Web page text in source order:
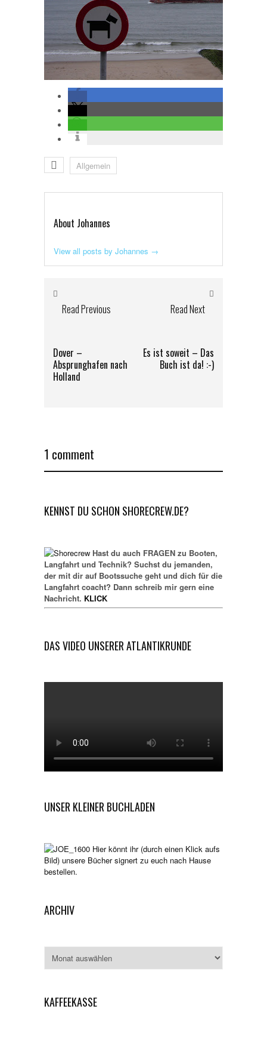
Allgemein
About Johannes
View all posts by Johannes →
Read Previous
Dover –
Absprunghafen nach
Holland
Read Next
Es ist soweit – Das
Buch ist da! :-)
1 comment
KENNST DU SCHON SHORECREW.DE?
Hast du auch FRAGEN zu Booten,
Langfahrt und Technik? Suchst du jemanden,
der mit dir auf Bootssuche geht und dich für die
Langfahrt coacht? Dann schreib mir gern eine
Nachricht. KLICK
DAS VIDEO UNSERER ATLANTIKRUNDE
UNSER KLEINER BUCHLADEN
Hier könnt ihr (durch einen Klick aufs
Bild) unsere Bücher signert zu euch nach Hause
bestellen.
ARCHIV
KAFFEEKASSE